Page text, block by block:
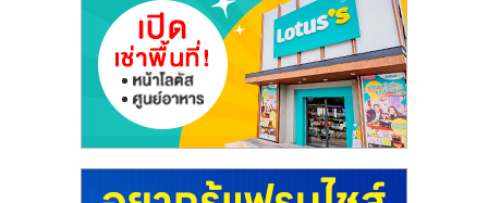
ไชส์,